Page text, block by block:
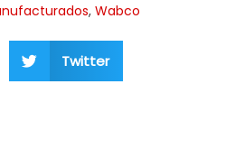
, Wabco
Twitter